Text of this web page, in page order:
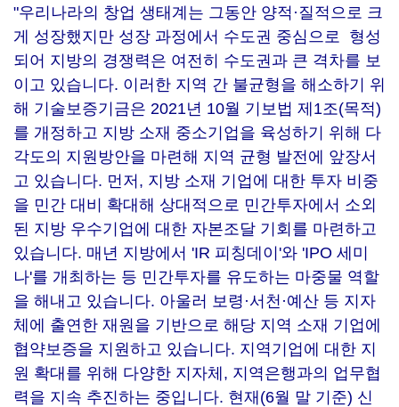
"우리나라의 창업 생태계는 그동안 양적·질적으로 크
게 성장했지만 성장 과정에서 수도권 중심으로 형성
되어 지방의 경쟁력은 여전히 수도권과 큰 격차를 보
이고 있습니다. 이러한 지역 간 불균형을 해소하기 위
해 기술보증기금은 2021년 10월 기보법 제1조(목적)
를 개정하고 지방 소재 중소기업을 육성하기 위해 다
각도의 지원방안을 마련해 지역 균형 발전에 앞장서
고 있습니다. 먼저, 지방 소재 기업에 대한 투자 비중
을 민간 대비 확대해 상대적으로 민간투자에서 소외
된 지방 우수기업에 대한 자본조달 기회를 마련하고
있습니다. 매년 지방에서 'IR 피칭데이'와 'IPO 세미
나'를 개최하는 등 민간투자를 유도하는 마중물 역할
을 해내고 있습니다. 아울러 보령·서천·예산 등 지자
체에 출연한 재원을 기반으로 해당 지역 소재 기업에
협약보증을 지원하고 있습니다. 지역기업에 대한 지
원 확대를 위해 다양한 지자체, 지역은행과의 업무협
력을 지속 추진하는 중입니다. 현재(6월 말 기준) 신